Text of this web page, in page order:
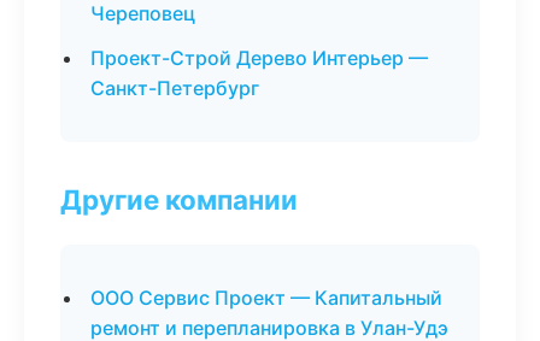
Череповец
Проект-Строй Дерево Интерьер —
Санкт-Петербург
Другие компании
ООО Сервис Проект — Капитальный
ремонт и перепланировка в Улан-Удэ